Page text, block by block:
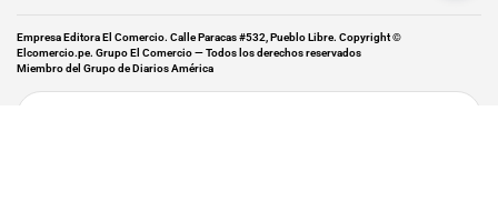
Empresa Editora El Comercio. Calle Paracas #532, Pueblo Libre. Copyright ©
Elcomercio.pe. Grupo El Comercio — Todos los derechos reservados
Miembro del Grupo de Diarios América